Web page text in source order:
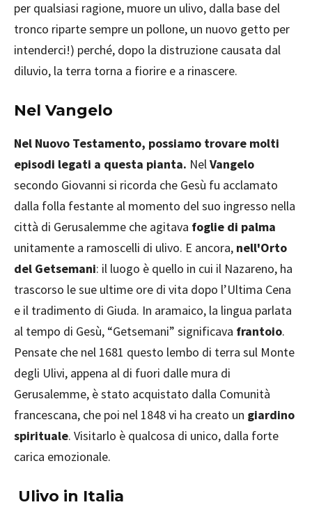
per qualsiasi ragione, muore un ulivo, dalla base del
tronco riparte sempre un pollone, un nuovo getto per
intenderci!) perché, dopo la distruzione causata dal
diluvio, la terra torna a fiorire e a rinascere.
Nel Vangelo
Nel Nuovo Testamento, possiamo trovare molti
episodi legati a questa pianta. NelVangelo
secondo Giovanni si ricorda che Gesù fu acclamato
dalla folla festante al momento del suo ingresso nella
città di Gerusalemme che agitava foglie di palma
unitamente a ramoscelli di ulivo. E ancora, nell'Orto
del Getsemani: il luogo è quello in cui il Nazareno, ha
trascorso le sue ultime ore di vita dopo l’Ultima Cena
e il tradimento di Giuda. In aramaico, la lingua parlata
al tempo di Gesù, “Getsemani” significava frantoio.
Pensate che nel 1681 questo lembo di terra sul Monte
degli Ulivi, appena al di fuori dalle mura di
Gerusalemme, è stato acquistato dalla Comunità
francescana, che poi nel 1848 vi ha creato un giardino
spirituale. Visitarlo è qualcosa di unico, dalla forte
carica emozionale.
Ulivo in Italia